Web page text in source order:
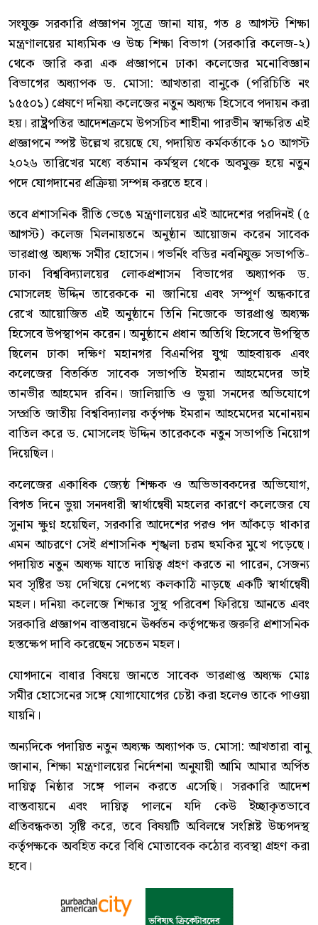
সংযুক্ত সরকারি প্রজ্ঞাপন সূত্রে জানা যায়, গত ৪ আগস্ট শিক্ষা
মন্ত্রণালয়ের মাধ্যমিক ও উচ্চ শিক্ষা বিভাগ (সরকারি কলেজ-২)
থেকে জারি করা এক প্রজ্ঞাপনে ঢাকা কলেজের মনোবিজ্ঞান
বিভাগের অধ্যাপক ড. মোসা: আখতারা বানুকে (পরিচিতি নং
১৫৫০১) প্রেষণে দনিয়া কলেজের নতুন অধ্যক্ষ হিসেবে পদায়ন করা
হয়। রাষ্ট্রপতির আদেশক্রমে উপসচিব শাহীনা পারভীন স্বাক্ষরিত এই
প্রজ্ঞাপনে স্পষ্ট উল্লেখ রয়েছে যে, পদায়িত কর্মকর্তাকে ১০ আগস্ট
২০২৬ তারিখের মধ্যে বর্তমান কর্মস্থল থেকে অবমুক্ত হয়ে নতুন
পদে যোগদানের প্রক্রিয়া সম্পন্ন করতে হবে।
তবে প্রশাসনিক রীতি ভেঙে মন্ত্রণালয়ের এই আদেশের পরদিনই (৫
আগস্ট) কলেজ মিলনায়তনে অনুষ্ঠান আয়োজন করেন সাবেক
ভারপ্রাপ্ত অধ্যক্ষ সমীর হোসেন। গভর্নিং বডির নবনিযুক্ত সভাপতি-
ঢাকা বিশ্ববিদ্যালয়ের লোকপ্রশাসন বিভাগের অধ্যাপক ড.
মোসলেহ উদ্দিন তারেককে না জানিয়ে এবং সম্পূর্ণ অন্ধকারে
রেখে আয়োজিত এই অনুষ্ঠানে তিনি নিজেকে ভারপ্রাপ্ত অধ্যক্ষ
হিসেবে উপস্থাপন করেন। অনুষ্ঠানে প্রধান অতিথি হিসেবে উপস্থিত
ছিলেন ঢাকা দক্ষিণ মহানগর বিএনপির যুগ্ম আহবায়ক এবং
কলেজের বিতর্কিত সাবেক সভাপতি ইমরান আহমেদের ভাই
তানভীর আহমেদ রবিন। জালিয়াতি ও ভুয়া সনদের অভিযোগে
সম্প্রতি জাতীয় বিশ্ববিদ্যালয় কর্তৃপক্ষ ইমরান আহমেদের মনোনয়ন
বাতিল করে ড. মোসলেহ উদ্দিন তারেককে নতুন সভাপতি নিয়োগ
দিয়েছিল।
কলেজের একাধিক জ্যেষ্ঠ শিক্ষক ও অভিভাবকদের অভিযোগ,
বিগত দিনে ভুয়া সনদধারী স্বার্থান্বেষী মহলের কারণে কলেজের যে
সুনাম ক্ষুণ্ন হয়েছিল, সরকারি আদেশের পরও পদ আঁকড়ে থাকার
এমন আচরণে সেই প্রশাসনিক শৃঙ্খলা চরম হুমকির মুখে পড়েছে।
পদায়িত নতুন অধ্যক্ষ যাতে দায়িত্ব গ্রহণ করতে না পারেন, সেজন্য
মব সৃষ্টির ভয় দেখিয়ে নেপথ্যে কলকাঠি নাড়ছে একটি স্বার্থান্বেষী
মহল। দনিয়া কলেজে শিক্ষার সুস্থ পরিবেশ ফিরিয়ে আনতে এবং
সরকারি প্রজ্ঞাপন বাস্তবায়নে ঊর্ধ্বতন কর্তৃপক্ষের জরুরি প্রশাসনিক
হস্তক্ষেপ দাবি করেছেন সচেতন মহল।
যোগদানে বাধার বিষয়ে জানতে সাবেক ভারপ্রাপ্ত অধ্যক্ষ মোঃ
সমীর হোসেনের সঙ্গে যোগাযোগের চেষ্টা করা হলেও তাকে পাওয়া
যায়নি।
অন্যদিকে পদায়িত নতুন অধ্যক্ষ অধ্যাপক ড. মোসা: আখতারা বানু
জানান, শিক্ষা মন্ত্রণালয়ের নির্দেশনা অনুযায়ী আমি আমার অর্পিত
দায়িত্ব নিষ্ঠার সঙ্গে পালন করতে এসেছি। সরকারি আদেশ
বাস্তবায়নে এবং দায়িত্ব পালনে যদি কেউ ইচ্ছাকৃতভাবে
প্রতিবন্ধকতা সৃষ্টি করে, তবে বিষয়টি অবিলম্বে সংশ্লিষ্ট উচ্চপদস্থ
কর্তৃপক্ষকে অবহিত করে বিধি মোতাবেক কঠোর ব্যবস্থা গ্রহণ করা
হবে।